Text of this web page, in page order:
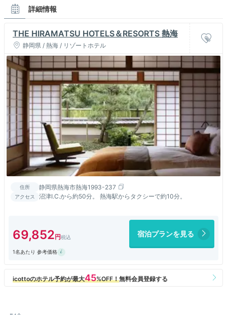
詳細情報
THE HIRAMATSU HOTELS＆RESORTS 熱海
静岡県 / 熱海 / リゾートホテル
住所 静岡県熱海市熱海1993-237
アクセス 沼津I.C.から約50分。 熱海駅からタクシーで約10分。
69,852 宿泊プランを見る
1名あたり 参考価格